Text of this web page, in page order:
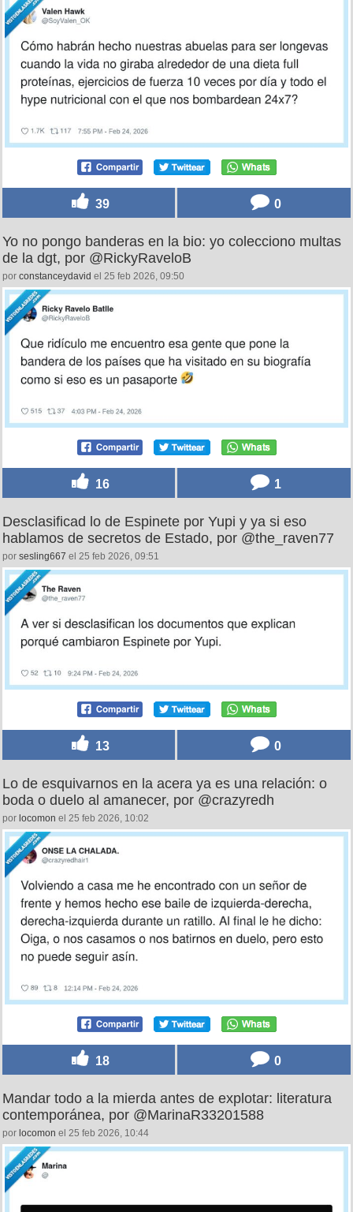
39 0
Yo no pongo banderas en la bio: yo colecciono multas
de la dgt, por @RickyRaveloB
por constanceydavid el 25 feb 2026, 09:50
16 1
Desclasificad lo de Espinete por Yupi y ya si eso
hablamos de secretos de Estado, por @the_raven77
por sesling667 el 25 feb 2026, 09:51
13 0
Lo de esquivarnos en la acera ya es una relación: o
boda o duelo al amanecer, por @crazyredh
por locomon el 25 feb 2026, 10:02
18 0
Mandar todo a la mierda antes de explotar: literatura
contemporánea, por @MarinaR33201588
por locomon el 25 feb 2026, 10:44